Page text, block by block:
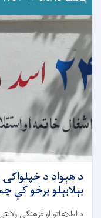
د هېواد د
بېلابېلو برخو کې